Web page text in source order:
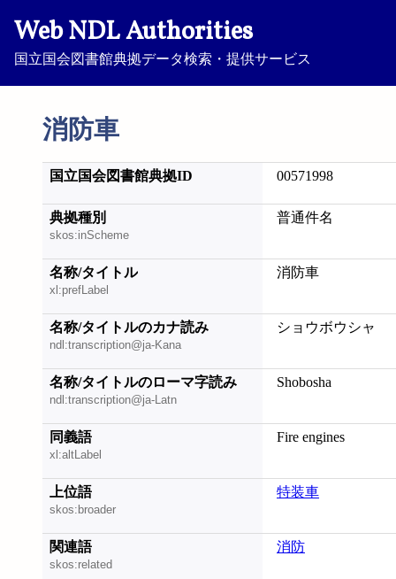
Web NDL Authorities
国立国会図書館典拠データ検索・提供サービス
消防車
国立国会図書館典拠ID 00571998
典拠種別
skos:inScheme
普通件名
名称/タイトル
xl:prefLabel
消防車
名称/タイトルのカナ読み
ndl:transcription@ja-Kana
ショウボウシャ
名称/タイトルのローマ字読み
ndl:transcription@ja-Latn
Shobosha
同義語
xl:altLabel
Fire engines
上位語
skos:broader
特装車
関連語
skos:related
消防